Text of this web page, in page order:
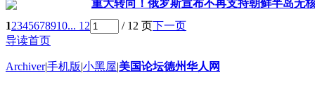
重大转向！俄罗斯宣布不再支持朝鲜半岛无
12345678910... 12 / 12 页下一页
导读首页
Archiver|手机版|小黑屋|美国论坛德州华人网